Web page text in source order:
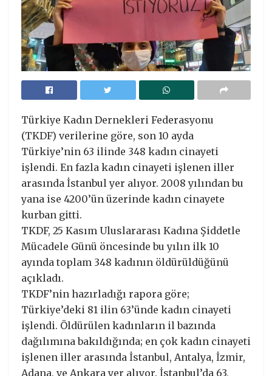
Türkiye Kadın Dernekleri Federasyonu
(TKDF) verilerine göre, son 10 ayda
Türkiye’nin 63 ilinde 348 kadın cinayeti
işlendi. En fazla kadın cinayeti işlenen iller
arasında İstanbul yer alıyor. 2008 yılından bu
yana ise 4200’ün üzerinde kadın cinayete
kurban gitti.
TKDF, 25 Kasım Uluslararası Kadına Şiddetle
Mücadele Günü öncesinde bu yılın ilk 10
ayında toplam 348 kadının öldürüldüğünü
açıkladı.
TKDF’nin hazırladığı rapora göre;
Türkiye’deki 81 ilin 63’ünde kadın cinayeti
işlendi. Öldürülen kadınların il bazında
dağılımına bakıldığında; en çok kadın cinayeti
işlenen iller arasında İstanbul, Antalya, İzmir,
Adana, ve Ankara yer alıyor. İstanbul’da 63,